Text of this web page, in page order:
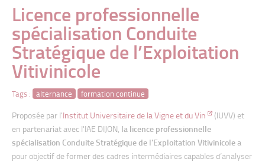
Licence professionnelle
spécialisation Conduite
Stratégique de l’Exploitation
Vitivinicole
Tags : alternance formation continue
Proposée par l'Institut Universitaire de la Vigne et du Vin
(IUVV) et
en partenariat avec l'IAE DIJON, la licence professionnelle
spécialisation Conduite Stratégique de l'Exploitation Vitivinicolea
pour objectif de former des cadres intermédiaires capables d’analyser